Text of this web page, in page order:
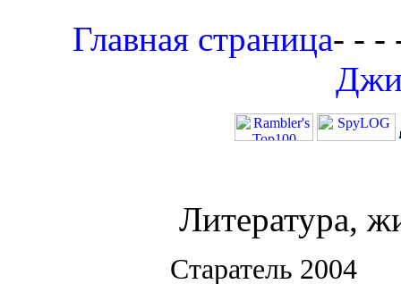
Главная страница- - -
Литература,
Старатель